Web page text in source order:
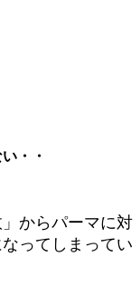
・・
からパーマに対
ってしまってい